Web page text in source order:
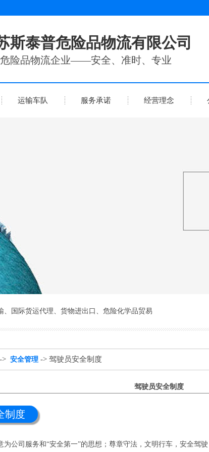
斯泰普危险品物流有限公司
险品物流企业——安全、准时、专业
运输车队 服务承诺 经营理念
、 国际货运代理、 货物进出口 、 危险化学品贸易
-> 安全管理 -> 驾驶员安全制度
驾驶员安全制度
制度
为公司服务和“安全第一”的思想；尊章守法，文明行车，安全驾